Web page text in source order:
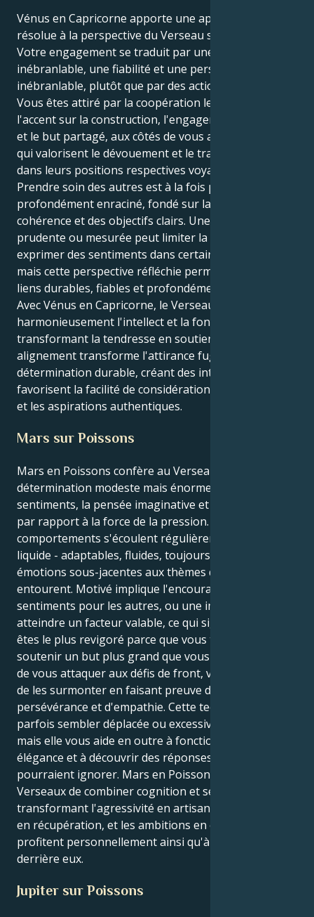
Vénus en Capricorne apporte une approche solide et
résolue à la perspective du Verseau sur la passion.
Votre engagement se traduit par une ténacité
inébranlable, une fiabilité et une persévérance
inébranlable, plutôt que par des actions impulsives.
Vous êtes attiré par la coopération le fait qui mettent
l'accent sur la construction, l'engagement soutenu,
et le but partagé, aux côtés de vous appréciez ceux
qui valorisent le dévouement et le travail d'équipe
dans leurs positions respectives voyage vers l'avant.
Prendre soin des autres est à la fois précieux et
profondément enraciné, fondé sur la confiance, la
cohérence et des objectifs clairs. Une approche
prudente ou mesurée peut limiter la capacité à
exprimer des sentiments dans certaines situations,
mais cette perspective réfléchie permet d'établir des
liens durables, fiables et profondément appréciés.
Avec Vénus en Capricorne, le Verseau peut allier
harmonieusement l'intellect et la fonctionnalité, en
transformant la tendresse en soutien réel. Cet
alignement transforme l'attirance fugace en
détermination durable, créant des interactions qui
favorisent la facilité de considération, l'appréciation
et les aspirations authentiques.
Mars sur Poissons
Mars en Poissons confère au Verseau une
détermination modeste mais énorme, guidée par les
sentiments, la pensée imaginative et la sensibilité
par rapport à la force de la pression. Vos
comportements s'écoulent régulièrement de l'eau
liquide - adaptables, fluides, toujours réceptifs aux
émotions sous-jacentes aux thèmes qui vous
entourent. Motivé implique l'encouragement, les
sentiments pour les autres, ou une impulsion pour
atteindre un facteur valable, ce qui signifie que vous
êtes le plus revigoré parce que vous travaillez pour
soutenir un but plus grand que vous-mêmes. Au lieu
de vous attaquer aux défis de front, vous choisissez
de les surmonter en faisant preuve d'imagination, de
persévérance et d'empathie. Cette technique peut
parfois sembler déplacée ou excessivement idéaliste,
mais elle vous aide en outre à fonctionner avec
élégance et à découvrir des réponses que d'autres
pourraient ignorer. Mars en Poissons permet aux
Verseaux de combiner cognition et sentiments,
transformant l'agressivité en artisanat, la conduite
en récupération, et les ambitions en chemins qui leur
profitent personnellement ainsi qu'à ceux qui sont
derrière eux.
Jupiter sur Poissons